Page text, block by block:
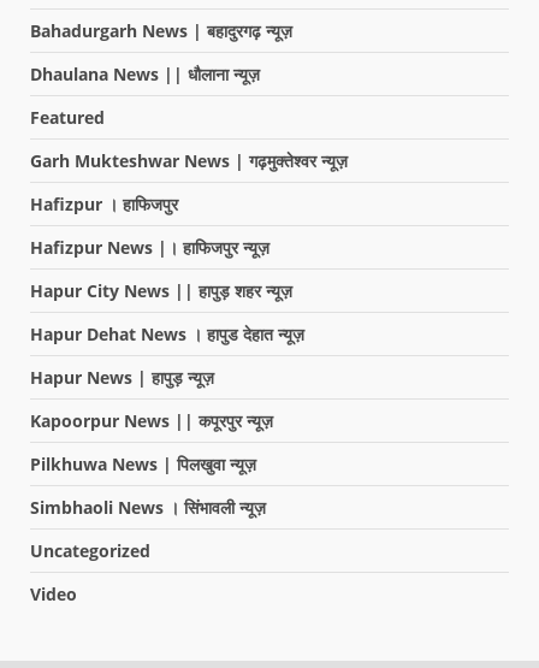
Bahadurgarh News | बहादुरगढ़ न्यूज़
Dhaulana News || धौलाना न्यूज़
Featured
Garh Mukteshwar News | गढ़मुक्तेश्वर न्यूज़
Hafizpur । हाफिजपुर
Hafizpur News |। हाफिजपुर न्यूज़
Hapur City News || हापुड़ शहर न्यूज़
Hapur Dehat News । हापुड देहात न्यूज़
Hapur News | हापुड़ न्यूज़
Kapoorpur News || कपूरपुर न्यूज़
Pilkhuwa News | पिलखुवा न्यूज़
Simbhaoli News । सिंभावली न्यूज़
Uncategorized
Video